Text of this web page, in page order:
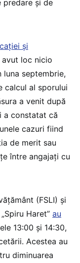
predare și de
și
avut loc nicio
septembrie,
calcul al sporului
a venit după
a constatat că
cazuri fiind
de merit sau
între angajați cu
(FSLI) și
Haret” au
13:00 și 14:30,
Acestea au
diminuarea